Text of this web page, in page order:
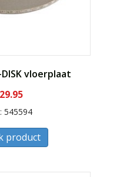
DISK vloerplaat
29.95
545594
product